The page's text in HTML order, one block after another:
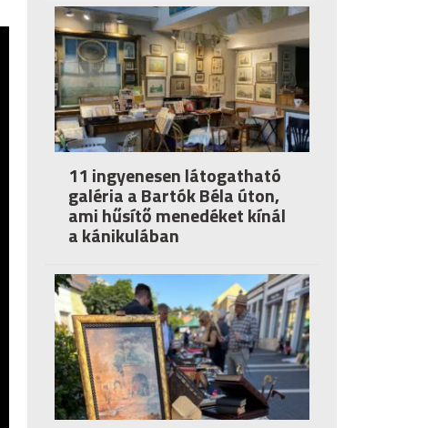
11 ingyenesen látogatható
galéria a Bartók Béla úton,
ami hűsítő menedéket kínál
a kánikulában